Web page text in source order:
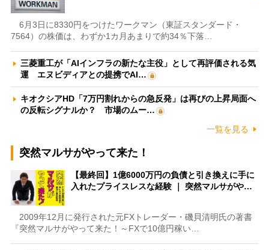
6月3日に8330円をつけたワークマン（東証スタンダード・
7564）の株価は、わずか1カ月あまりで約34％下落…
三菱重工が「AIインフラの新たな主役」として再評価される気
運 エヌビディアとの提携でAI…
キオクシアHD「7万円割れからの急反発」は再びの上昇局面へ
の反転シグナルか？ 市場のムー…
一覧を見る
突然マルサがやって来た！
【最終回】1億6000万円の負債と引き換えに手に
入れたプライスレスな経験 ｜ 突然マルサがや…
2009年12月に発行された元FXトレーダー・磯貝清明氏の著書
『突然マルサがやって来た！～FXで10億円稼い…